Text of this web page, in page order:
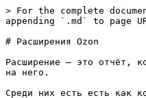
> For the complete documentation index, see [llms.txt](https://wiki.indeepa.com/repricer/llms.txt). Markdown versions of documentation pages are available by appending `.md` to page URLs; this page is available as [Markdown](https://wiki.indeepa.com/repricer/rasshireniya-ozon.md).

# Расширения Ozon

Расширение — это отчёт, который при включении показывает информацию в товарной матрице в виде отдельного столбца. Во вкладке «Расширения» отчёт можно открыть, нажав на него.

Среди них есть есть как компилируемые, так и не компилируемые отчёты. На работу расширений это никак не влияет.

* компилируемый — это когда приходится каждый раз его формировать;
* некомпилируемый — это когда отчёт сформирован заранее.

## Кастомные расширения

<figure><img src="https://lh7-rt.googleusercontent.com/docsz/AD_4nXe9af88WijrOawsfem8_D93-2pZqSqq0cZ2Y0DPA1ZbDBEFBLe9Y02xew3AIqMuBbmCDMyaEOAz0J3X0i6dtvb9aHw-m8WCdy9nSHy6OYed_IrrrqHkKjWG1i-SwPl-5RF0dl7X?key=PfET26jytv5PqBDqoGbrCN1-" alt=""><figcaption></figcaption></figure>

<figure><img src="https://lh7-rt.googleusercontent.com/docsz/AD_4nXcDjcs0keut0Zv2EGmkibpRpCKxTYon_r7VOINVl2iGPbfQ4mPmeZRTtVSJKC6M7rORi1-gQlrrykDst2NyJg2wk0W2SbexOMMBDCVTdKpw7WaZxRQbnvKUt3kEA4BBFdJIhivTVg?key=PfET26jytv5PqBDqoGbrCN1-" alt=""><figcaption></figcaption></figure>

Кастомные расширения — расширения, которые создаются по запросу. Например, чтобы вывести определённый показатель в раздел «Товары».

Кастомное расширение может быть двух видов: измененное готовое расширение из списка или новое расширение со своими показателями.

## Где найти расширения

<figure><img src="https://lh7-